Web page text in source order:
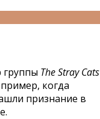
группы The Stray Cats
когда
признание в